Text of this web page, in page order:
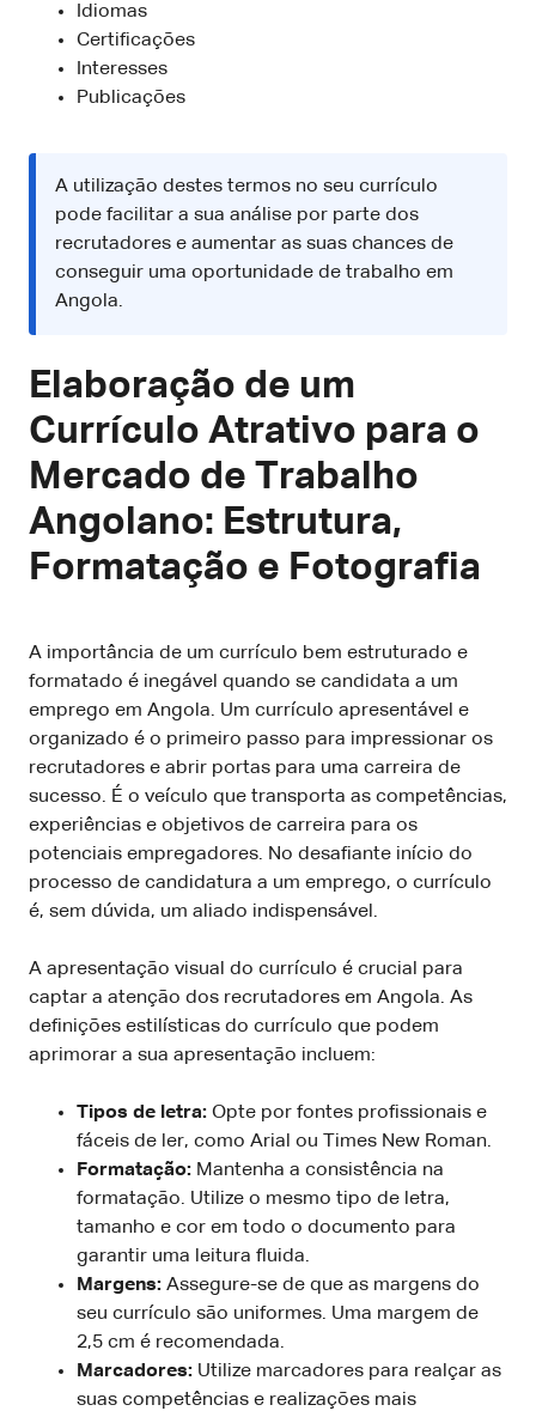
Idiomas
Certificações
Interesses
Publicações
A utilização destes termos no seu currículo
pode facilitar a sua análise por parte dos
recrutadores e aumentar as suas chances de
conseguir uma oportunidade de trabalho em
Angola.
Elaboração de um
Currículo Atrativo para o
Mercado de Trabalho
Angolano: Estrutura,
Formatação e Fotografia
A importância de um currículo bem estruturado e
formatado é inegável quando se candidata a um
emprego em Angola. Um currículo apresentável e
organizado é o primeiro passo para impressionar os
recrutadores e abrir portas para uma carreira de
sucesso. É o veículo que transporta as competências,
experiências e objetivos de carreira para os
potenciais empregadores. No desafiante início do
processo de candidatura a um emprego, o currículo
é, sem dúvida, um aliado indispensável.
A apresentação visual do currículo é crucial para
captar a atenção dos recrutadores em Angola. As
definições estilísticas do currículo que podem
aprimorar a sua apresentação incluem:
Tipos de letra: Opte por fontes profissionais e
fáceis de ler, como Arial ou Times New Roman.
Formatação: Mantenha a consistência na
formatação. Utilize o mesmo tipo de letra,
tamanho e cor em todo o documento para
garantir uma leitura fluida.
Margens: Assegure-se de que as margens do
seu currículo são uniformes. Uma margem de
2,5 cm é recomendada.
Marcadores: Utilize marcadores para realçar as
suas competências e realizações mais